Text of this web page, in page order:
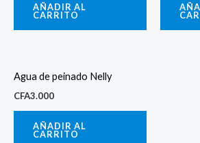
AÑADIR AL
CARRITO
Agua de peinado Nelly
CFA3.000
AÑADIR AL
CARRITO